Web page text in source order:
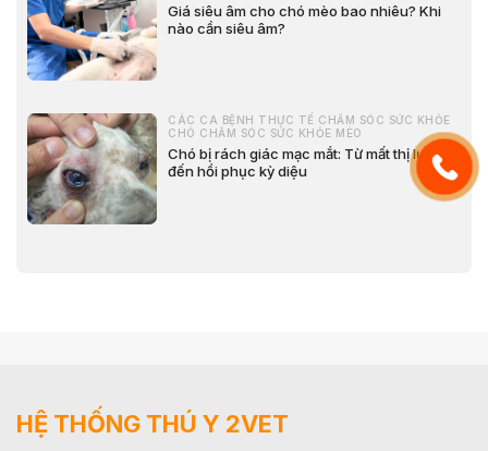
Giá siêu âm cho chó mèo bao nhiêu? Khi
nào cần siêu âm?
CÁC CA BỆNH THỰC TẾ CHĂM SÓC SỨC KHỎE
CHÓ CHĂM SÓC SỨC KHỎE MÈO
Chó bị rách giác mạc mắt: Từ mất thị lực
đến hồi phục kỳ diệu
HỆ THỐNG THÚ Y 2VET